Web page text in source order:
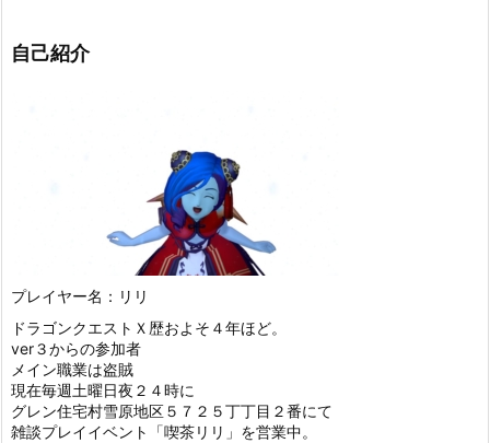
自己紹介
プレイヤー名：リリ
ドラゴンクエストＸ歴およそ４年ほど。
ver３からの参加者
メイン職業は盗賊
現在毎週土曜日夜２４時に
グレン住宅村雪原地区５７２５丁丁目２番にて
雑談プレイイベント「喫茶リリ」を営業中。